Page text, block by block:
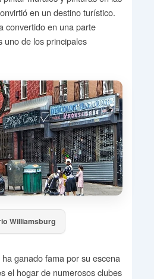
en un destino turístico.
convertido en una parte
uno de los principales
Williamsburg
ganado fama por su escena
el hogar de numerosos clubes